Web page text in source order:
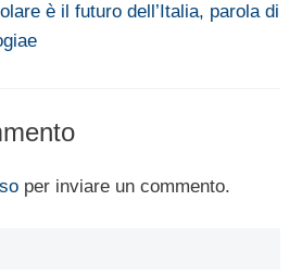
è il futuro dell’Italia, parola di
per inviare un commento.